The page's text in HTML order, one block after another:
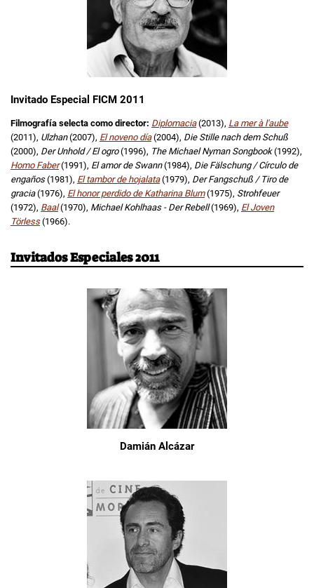
Invitado Especial FICM 2011
Filmografía selecta como director: Diplomacia (2013), La mer à l'aube
(2011), Ulzhan(2007), El noveno día (2004), Die Stille nach dem Schuß
(2000), Der Unhold / El ogro(1996), The Michael Nyman Songbook(1992),
Homo Faber (1991), El amor de Swann(1984), Die Fälschung / Círculo de
engaños(1981), El tambor de hojalata (1979), Der Fangschuß / Tiro de
gracia(1976), El honor perdido de Katharina Blum (1975), Strohfeuer
(1972), Baal (1970), Michael Kohlhaas - Der Rebell(1969), El Joven
Törless (1966).
Invitados Especiales 2011
Damián Alcázar